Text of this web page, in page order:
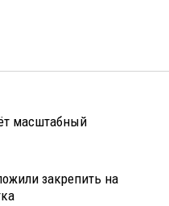
масштабный
закрепить на